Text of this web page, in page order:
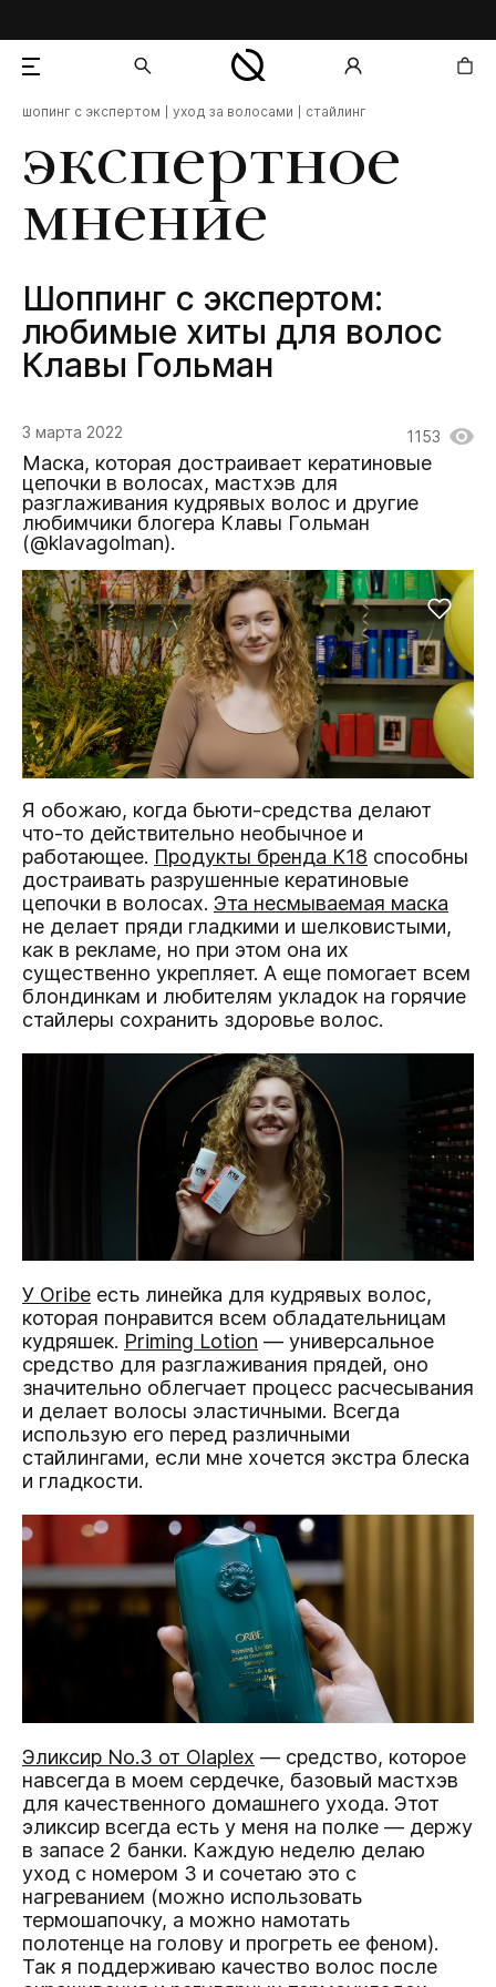
экспертное
мнение
Шоппинг с экспертом:
любимые хиты для волос
Клавы Гольман
шопинг с экспертом уход за волосами стайлинг
3 марта 2022 1153
Маска, которая достраивает кератиновые
цепочки в волосах, мастхэв для
разглаживания кудрявых волос и другие
любимчики блогера Клавы Гольман
(@klavagolman).
Я обожаю, когда бьюти-средства делают
что-то действительно необычное и
работающее. Продукты бренда K18 способны
достраивать разрушенные кератиновые
цепочки в волосах. Эта несмываемая маска
не делает пряди гладкими и шелковистыми,
как в рекламе, но при этом она их
существенно укрепляет. А еще помогает всем
блондинкам и любителям укладок на горячие
стайлеры сохранить здоровье волос.
У Oribe есть линейка для кудрявых волос,
которая понравится всем обладательницам
кудряшек. Priming Lotion — универсальное
средство для разглаживания прядей, оно
значительно облегчает процесс расчесывания
и делает волосы эластичными. Всегда
использую его перед различными
стайлингами, если мне хочется экстра блеска
и гладкости.
Эликсир No.3 от Olaplex — средство, которое
навсегда в моем сердечке, базовый мастхэв
для качественного домашнего ухода. Этот
эликсир всегда есть у меня на полке — держу
в запасе 2 банки. Каждую неделю делаю
уход с номером 3 и сочетаю это с
нагреванием (можно использовать
термошапочку, а можно намотать
полотенце на голову и прогреть ее феном).
Так я поддерживаю качество волос после